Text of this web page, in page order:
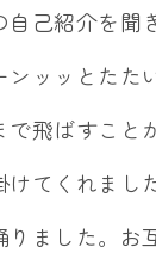
己紹介を聞
ッッとたた
飛ばすこと
てくれまし
ました。お